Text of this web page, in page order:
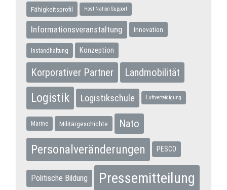
Fähigkeitsprofil Host Nation Support
Informationsveranstaltung Innovation
Instandhaltung Konzeption
Korporativer Partner Landmobilität
Logistik Logistikschule Luftverteidigung
Marine Militärgeschichte Nato
Personalveränderungen PESCO
Politische Bildung Pressemitteilung